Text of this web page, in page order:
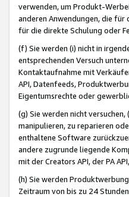
verwenden, um Produkt-
anderen Anwendungen, die
für die direkte Schulung oder
(f) Sie werden (i) nicht in
entsprechenden Versuch
Kontaktaufnahme mit
API, Datenfeeds,
Eigentumsrechte oder
(g) Sie werden nicht
manipulieren, zu reparieren
enthaltene Software
andere zugrunde liegende
mit der Creators API, der PA
(h) Sie werden
Zeitraum von bis zu 24